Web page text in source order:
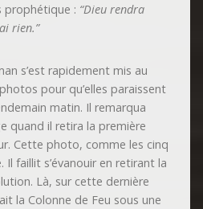
prophétique : “Dieu rendra
rien.”
s’est rapidement mis au
pour qu’elles paraissent
matin. Il remarqua
quand il retira la première
Cette photo, comme les cinq
Il faillit s’évanouir en retirant la
Là, sur cette dernière
la Colonne de Feu sous une